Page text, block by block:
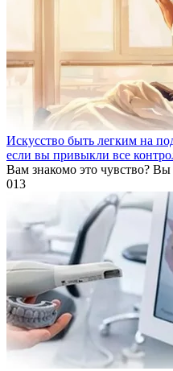
Искусство быть легким на
если вы привыкли все
Вам знакомо это чувство?
013